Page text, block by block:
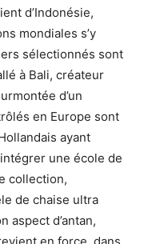
d’Indonésie,
mondiales s’y
sélectionnés sont
à Bali, créateur
d’un
en Europe sont
ayant
une école de
collection,
de chaise ultra
aspect d’antan,